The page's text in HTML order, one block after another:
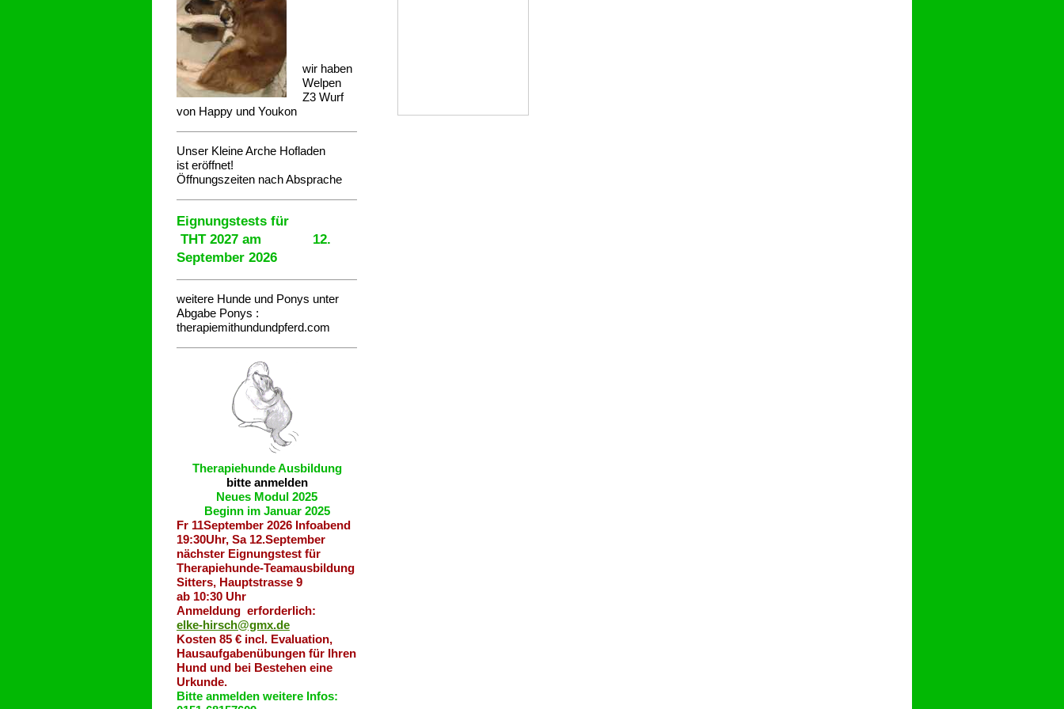
wir haben
Welpen
Z3 Wurf
von Happy und Youkon
Unser Kleine Arche Hofladen
ist eröffnet!
Öffnungszeiten nach Absprache
Eignungstests für
THT 2027 am 12.
September 2026
weitere Hunde und Ponys unter
Abgabe Ponys :
therapiemithundundpferd.com
Therapiehunde Ausbildung
bitte anmelden
Neues Modul 2025
Beginn im Januar 2025
Fr 11September 2026 Infoabend
19:30Uhr, Sa 12.September
nächster Eignungstest für
Therapiehunde-Teamausbildung
Sitters, Hauptstrasse 9
ab 10:30 Uhr
Anmeldung erforderlich:
elke-hirsch@gmx.de
Kosten 85 € incl. Evaluation,
Hausaufgabenübungen für Ihren
Hund und bei Bestehen eine
Urkunde.
Bitte anmelden weitere Infos: